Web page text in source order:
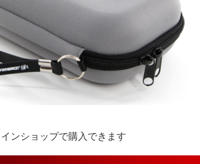
インショップで購入できます